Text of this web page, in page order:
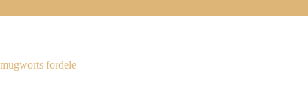
mugworts fordele